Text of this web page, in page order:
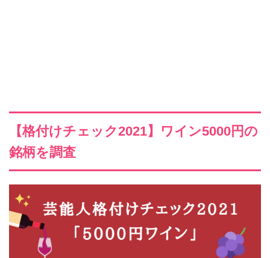
【格付けチェック2021】ワイン5000円の
銘柄を調査